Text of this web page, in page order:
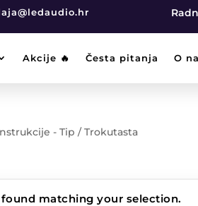
Akcije 🔥 Česta pitanja O
- Tip / Trokutasta
matching your selection.